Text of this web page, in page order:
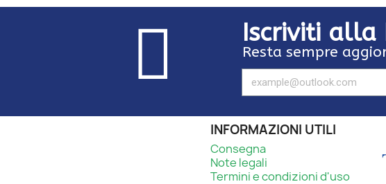
Iscriviti
Resta sempre
INFORMAZIONI UTILI
Consegna
Note legali
Termini e condizioni d'uso